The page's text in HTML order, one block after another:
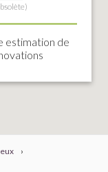
estimation de
›